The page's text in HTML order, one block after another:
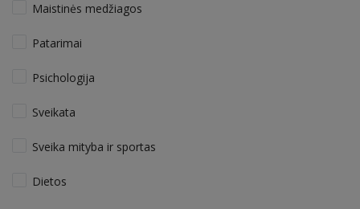
Maistinės medžiagos
Patarimai
Psichologija
Sveikata
Sveika mityba ir sportas
Dietos